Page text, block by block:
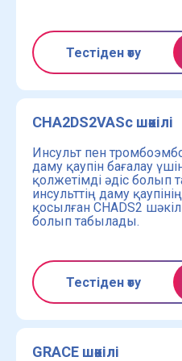
Тестіден өту
CHA2DS2VASc шәкілі
Инсульт пен
даму қаупін бағалау
қолжетімді әдіс болып
инсульттің даму
қосылған CHADS2
болып табылады.
Тестіден өту
GRACE шәкілі